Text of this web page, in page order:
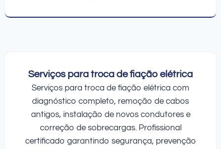
Serviços para troca de fiação elétrica
Serviços para troca de fiação elétrica com
diagnóstico completo, remoção de cabos
antigos, instalação de novos condutores e
correção de sobrecargas. Profissional
certificado garantindo segurança, prevenção